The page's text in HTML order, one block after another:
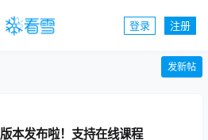
登录 注册
发新帖
本发布啦！支持在线课程